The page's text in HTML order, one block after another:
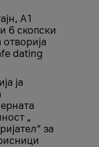
A1
6 скопски
dating
ја
„
за